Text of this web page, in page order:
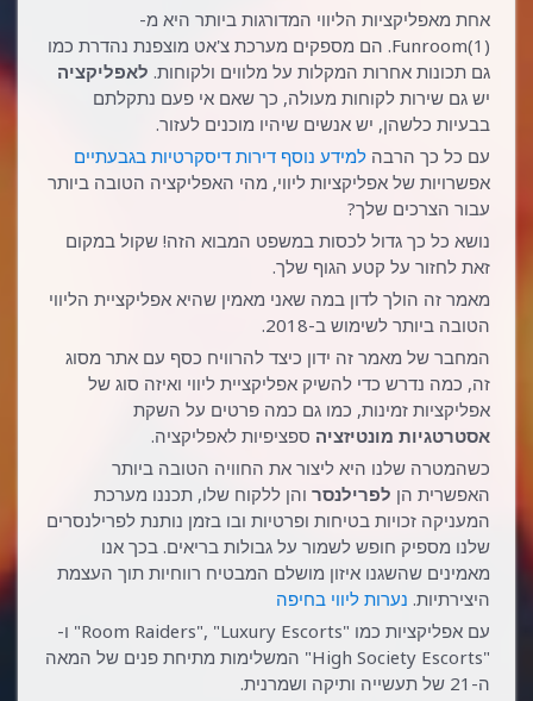
אחת מאפליקציות הליווי המדורגות ביותר היא מ-
Funroom(1). הם מספקים מערכת צ'אט מוצפנת נהדרת כמו
גם תכונות אחרות המקלות על מלווים ולקוחות. לאפליקציה
יש גם שירות לקוחות מעולה, כך שאם אי פעם נתקלתם
בבעיות כלשהן, יש אנשים שיהיו מוכנים לעזור.
עם כל כך הרבה למידע נוסף דירות דיסקרטיות בגבעתיים
אפשרויות של אפליקציות ליווי, מהי האפליקציה הטובה ביותר
עבור הצרכים שלך?
נושא כל כך גדול לכסות במשפט המבוא הזה! שקול במקום
זאת לחזור על קטע הגוף שלך.
מאמר זה הולך לדון במה שאני מאמין שהיא אפליקציית הליווי
הטובה ביותר לשימוש ב-2018.
המחבר של מאמר זה ידון כיצד להרוויח כסף עם אתר מסוג
זה, כמה נדרש כדי להשיק אפליקציית ליווי ואיזה סוג של
אפליקציות זמינות, כמו גם כמה פרטים על השקת
אסטרטגיות מונטיזציה ספציפיות לאפליקציה.
כשהמטרה שלנו היא ליצור את החוויה הטובה ביותר
האפשרית הן לפרילנסר והן ללקוח שלו, תכננו מערכת
המעניקה זכויות בטיחות ופרטיות ובו בזמן נותנת לפרילנסרים
שלנו מספיק חופש לשמור על גבולות בריאים. בכך אנו
מאמינים שהשגנו איזון מושלם המבטיח רווחיות תוך העצמת
היצירתיות. נערות ליווי בחיפה
עם אפליקציות כמו "Room Raiders", "Luxury Escorts" ו-
"High Society Escorts" המשלימות מתיחת פנים של המאה
ה-21 של תעשייה ותיקה ושמרנית.